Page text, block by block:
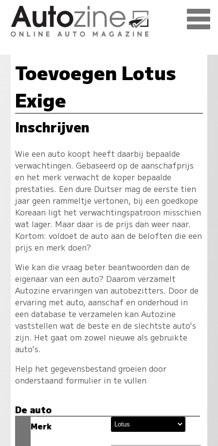
Toevoegen Lotus
Exige
Inschrijven
Wie een auto koopt heeft daarbij bepaalde
verwachtingen. Gebaseerd op de aanschafprijs
en het merk verwacht de koper bepaalde
prestaties. Een dure Duitser mag de eerste tien
jaar geen rammeltje vertonen, bij een goedkope
Koreaan ligt het verwachtingspatroon misschien
wat lager. Maar daar is de prijs dan weer naar.
Kortom: voldoet de auto aan de beloften die een
prijs en merk doen?
Wie kan die vraag beter beantwoorden dan de
eigenaar van een auto? Daarom verzamelt
Autozine ervaringen van autobezitters. Door de
ervaring met auto, aanschaf en onderhoud in
een database te verzamelen kan Autozine
vaststellen wat de beste en de slechtste auto's
zijn. Het gaat om zowel nieuwe als gebruikte
auto's.
Help het gegevensbestand groeien door
onderstaand formulier in te vullen
De auto
Merk